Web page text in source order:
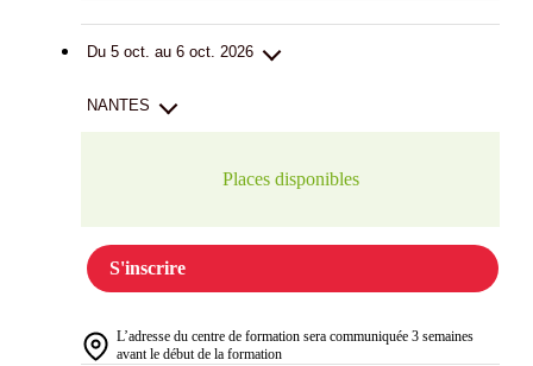
Du 5 oct. au 6 oct. 2026
NANTES
Places disponibles
S'inscrire
L’adresse du centre de formation sera communiquée 3 semaines
avant le début de la formation